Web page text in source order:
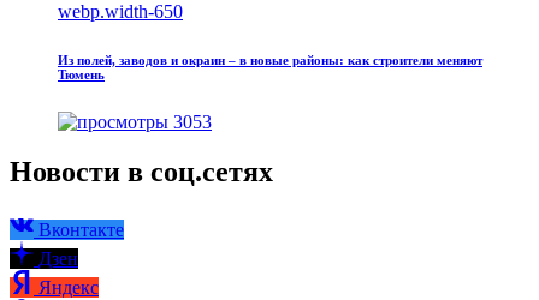
Из полей, заводов и окраин – в новые районы: как строители меняют
Тюмень
3053
Новости в соц.сетях
Вконтакте
Дзен
Яндекс